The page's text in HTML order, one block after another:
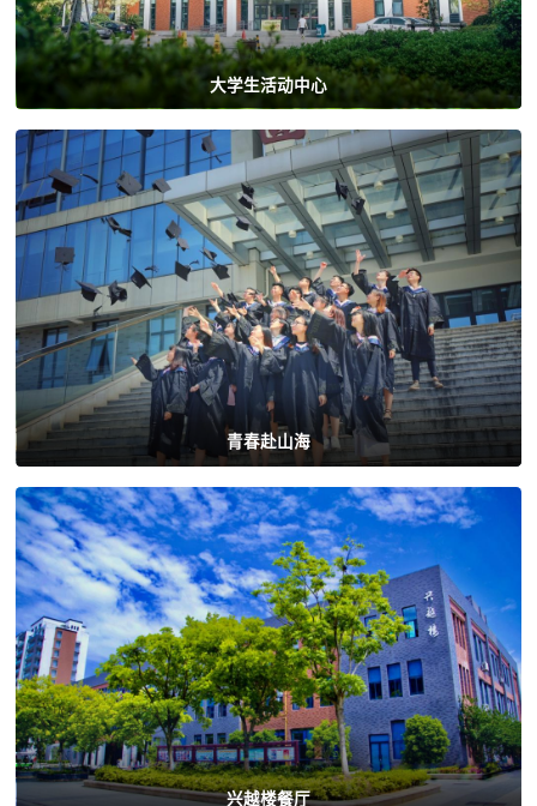
大学生活动中心
青春赴山海
兴越楼餐厅